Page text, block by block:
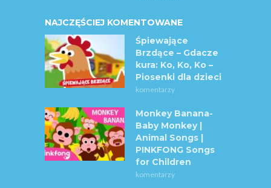
NAJCZĘŚCIEJ KOMENTOWANE
Śpiewające
Brzdące – Gdacze
kura: Ko, Ko, Ko –
Piosenki dla dzieci
komentarzy
Monkey Banana-
Baby Monkey |
Animal Songs |
PINKFONG Songs
for Children
komentarzy